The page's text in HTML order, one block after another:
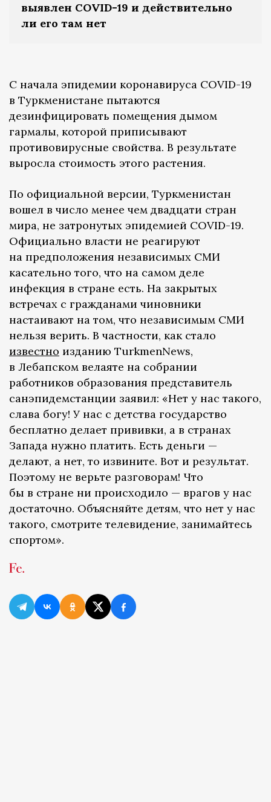
выявлен COVID-19 и действительно
ли его там нет
С начала эпидемии коронавируса COVID-19
в Туркменистане пытаются
дезинфицировать помещения дымом
гармалы, которой приписывают
противовирусные свойства. В результате
выросла стоимость этого растения.
По официальной версии, Туркменистан
вошел в число менее чем двадцати стран
мира, не затронутых эпидемией COVID-19.
Официально власти не реагируют
на предположения независимых СМИ
касательно того, что на самом деле
инфекция в стране есть. На закрытых
встречах с гражданами чиновники
настаивают на том, что независимым СМИ
нельзя верить. В частности, как стало
известно изданию TurkmenNews,
в Лебапском велаяте на собрании
работников образования представитель
санэпидемстанции заявил: «Нет у нас такого,
слава богу! У нас с детства государство
бесплатно делает прививки, а в странах
Запада нужно платить. Есть деньги —
делают, а нет, то извините. Вот и результат.
Поэтому не верьте разговорам! Что
бы в стране ни происходило — врагов у нас
достаточно. Объясняйте детям, что нет у нас
такого, смотрите телевидение, занимайтесь
спортом».